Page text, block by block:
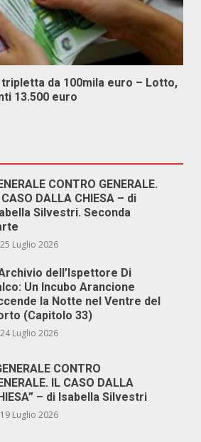
da 100mila euro – Lotto,
13.500 euro
CONTRO GENERALE.
CASO DALLA CHIESA – di
Silvestri. Seconda
25 Luglio 2026
dell’Ispettore Di
Un Incubo Arancione
la Notte nel Ventre del
(Capitolo 33)
24 Luglio 2026
CONTRO
IL CASO DALLA
– di Isabella Silvestri
19 Luglio 2026